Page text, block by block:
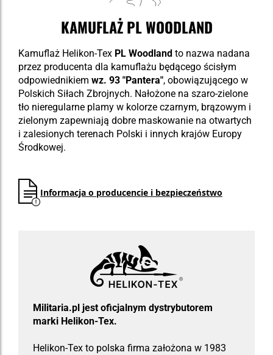
KAMUFLAŻ PL WOODLAND
Kamuflaż Helikon-Tex PL Woodland to nazwa nadana
przez producenta dla kamuflażu będącego ścisłym
odpowiednikiem wz. 93 "Pantera", obowiązującego w
Polskich Siłach Zbrojnych. Nałożone na szaro-zielone
tło nieregularne plamy w kolorze czarnym, brązowym i
zielonym zapewniają dobre maskowanie na otwartych
i zalesionych terenach Polski i innych krajów Europy
Środkowej.
Informacja o producencie i bezpieczeństwo
Militaria.pl jest oficjalnym dystrybutorem
marki Helikon-Tex.
Helikon-Tex to polska firma założona w 1983